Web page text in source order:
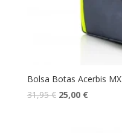
Bolsa Botas Acerbis MX
31,95€ 25,00 €